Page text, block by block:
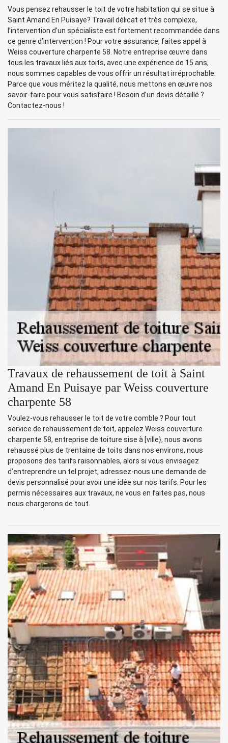
Vous pensez rehausser le toit de votre habitation qui se situe à
Saint Amand En Puisaye? Travail délicat et très complexe,
l’intervention d’un spécialiste est fortement recommandée dans
ce genre d’intervention ! Pour votre assurance, faites appel à
Weiss couverture charpente 58. Notre entreprise œuvre dans
tous les travaux liés aux toits, avec une expérience de 15 ans,
nous sommes capables de vous offrir un résultat irréprochable.
Parce que vous méritez la qualité, nous mettons en œuvre nos
savoir-faire pour vous satisfaire ! Besoin d’un devis détaillé ?
Contactez-nous !
Travaux de rehaussement de toit à Saint
Amand En Puisaye par Weiss couverture
charpente 58
Voulez-vous rehausser le toit de votre comble ? Pour tout
service de rehaussement de toit, appelez Weiss couverture
charpente 58, entreprise de toiture sise à [ville}, nous avons
rehaussé plus de trentaine de toits dans nos environs, nous
proposons des tarifs raisonnables, alors si vous envisagez
d’entreprendre un tel projet, adressez-nous une demande de
devis personnalisé pour avoir une idée sur nos tarifs. Pour les
permis nécessaires aux travaux, ne vous en faites pas, nous
nous chargerons de tout.